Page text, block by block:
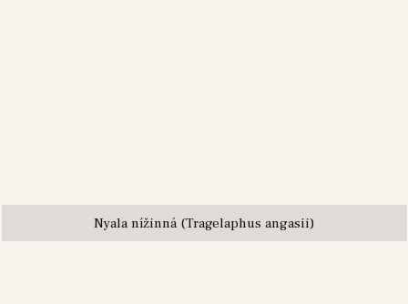
Nyala nížinná (Tragelaphus angasii)